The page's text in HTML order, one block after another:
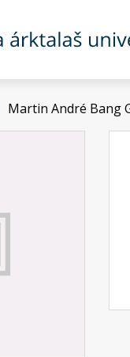
Martin André Bang